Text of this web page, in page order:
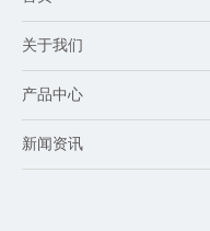
关于我们
产品中心
新闻资讯